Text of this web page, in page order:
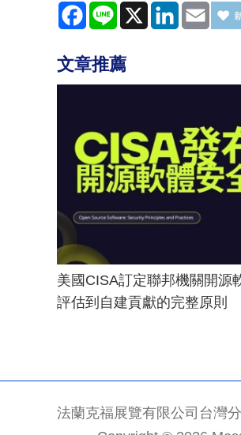
Facebook
Line X LinkedIn
文章推薦
美國CISA訂定聯邦機關開源
評估到自建貢獻的完整原則
法蘭克福展覽有限公司台灣